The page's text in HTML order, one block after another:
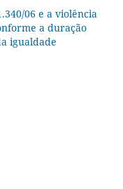
06 e a violência
a duração
igualdade